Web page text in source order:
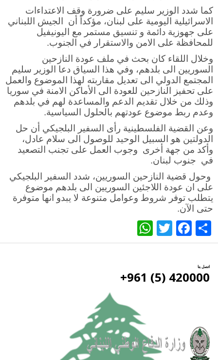
كما شدد الوزير سليم على ضرورة وقف الاعتداءات
الاسرائيلية اليومية على لبنان، مؤكداً أن الجيش اللبناني
على جهوزية دائمة و تنسيق مستمر مع اليونيفيل
للمحافظة على الامن والاستقرار في الجنوب.
وخلال اللقاء كان بحث في ملف عودة النازحين
السوريين الى بلدهم، وفي هذا السياق دعا الوزير سليم
المجتمع الدولي الى تعديل مقاربته لهذا الموضوع والعمل
على تحفيز النازحين للعودة الى الأماكن الامنة في سوريا
وذلك من خلال تقديم الدعم والمساعدة لهم في بلدهم
وعدم ربط موضوع عودتهم بالحلول السياسية.
وعن القضية الفلسطينية رأى السفير البلجيكي أن حل
الدولتين هو السبيل الوحيد للوصول الى سلام عادل،
وأكد من جهة أخرى وجوب العمل على تجنب التصعيد
في جنوب لبنان.
وحول قضية النازحين السوريين، شدد السفير البلجيكي
على ان عودة اللاجئين السوريين الى بلدهم موضوع
يتطلب توفر شروط وعوامل متنوعة لا يبدو انها متوفرة
حتى الآن.
Share
Facebook
Twitter
اتصل بنا
420000 (5) 961+